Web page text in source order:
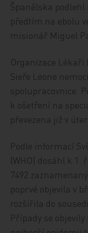
Španělska
předtím na ebolu
misionář Miguel
Organizace Lékaři
Sieře Leone
spolupracovnice.
k ošetření na
převezena již v
Podle informací
(WHO) dosáhl k 1.
7492
poprvé objevila v
rozšířila do
Případy se